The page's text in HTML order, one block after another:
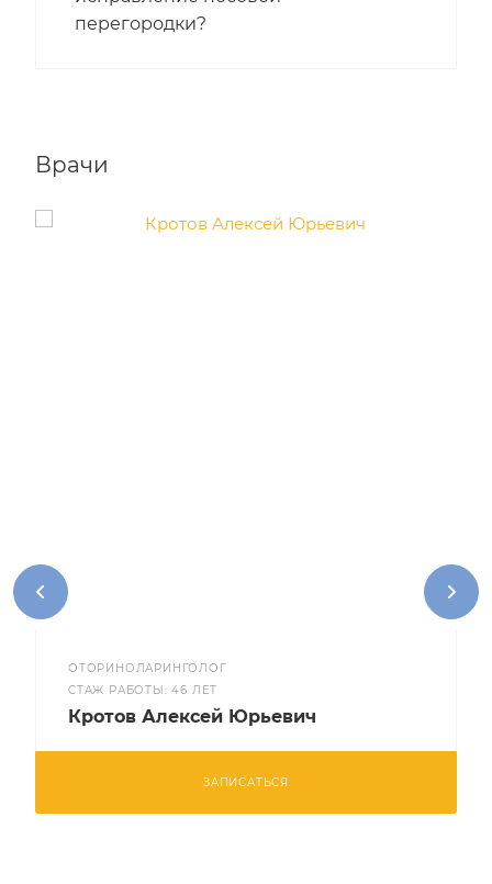
перегородки?
Врачи
ОТОРИНОЛАРИНГОЛОГ
CТАЖ РАБОТЫ: 46 ЛЕТ
Кротов Алексей Юрьевич
ЗАПИСАТЬСЯ